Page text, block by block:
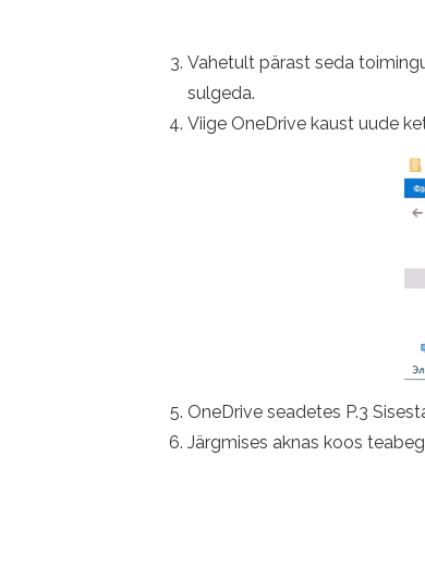
Vahetult pärast seda
sulgeda.
Viige OneDrive kaust uude
OneDrive seadetes P.3
Järgmises aknas koos